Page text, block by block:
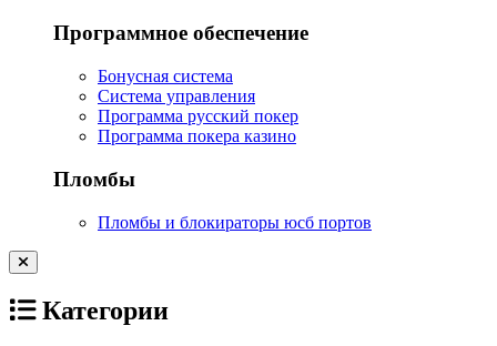
Программное обеспечение
Бонусная система
Система управления
Программа русский покер
Программа покера казино
Пломбы
Пломбы и блокираторы юсб портов
Категории